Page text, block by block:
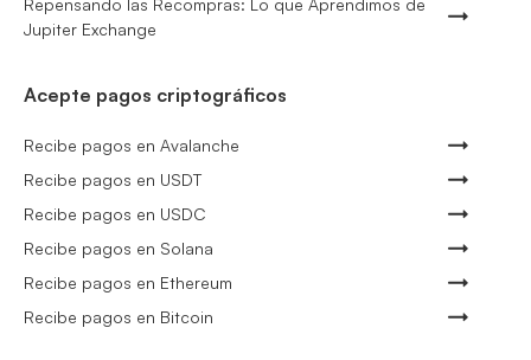
Repensando las Recompras: Lo que Aprendimos de
Jupiter Exchange
Acepte pagos criptográficos
Recibe pagos en Avalanche
Recibe pagos en USDT
Recibe pagos en USDC
Recibe pagos en Solana
Recibe pagos en Ethereum
Recibe pagos en Bitcoin